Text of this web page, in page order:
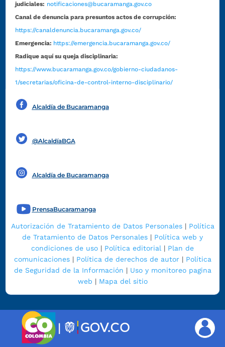
judiciales: notificaciones@bucaramanga.gov.co
Canal de denuncia para presuntos actos de corrupción:
https://canaldenuncia.bucaramanga.gov.co/
Emergencia: https://emergencia.bucaramanga.gov.co/
Radique aquí su queja disciplinaria:
https://www.bucaramanga.gov.co/gobierno-ciudadanos-
1/secretarias/oficina-de-control-interno-disciplinario/
Alcaldía de Bucaramanga
@AlcaldíaBGA
Alcaldía de Bucaramanga
PrensaBucaramanga
Autorización de Tratamiento de Datos Personales| Política
de Tratamiento de Datos Personales | Política web y
condiciones de uso | Política editorial | Plan de
comunicaciones| Política de derechos de autor| Política
de Seguridad de la Información | Uso y monitoreo pagina
web | Mapa del sitio
|